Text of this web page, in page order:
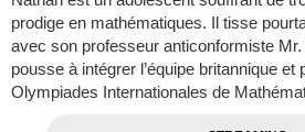
prodige en mathématiques. Il tisse
avec son professeur anticonformiste
pousse à intégrer l’équipe britannique
Olympiades Internationales de